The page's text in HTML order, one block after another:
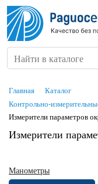
Найти в каталоге
Главная
Каталог
Контрольно-
Измерители параметров
Измерители
Манометры